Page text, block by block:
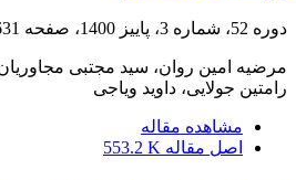
دوره 52، شماره 3، پاییز 1400، صفحه 641
مرضیه امین روان، سید مجتبی
رامتین جولایی، داوید ویاجی
مشاهده مقاله
اصل مقاله 553.2 K